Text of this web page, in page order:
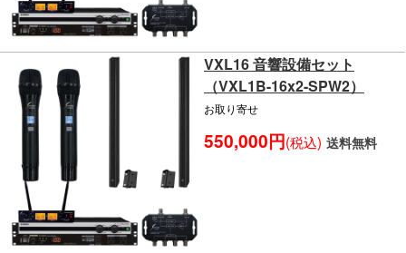
VXL16 音響設備セット
（VXL1B-16x2-SPW2）
お取り寄せ
550,000円(税込) 送料無料